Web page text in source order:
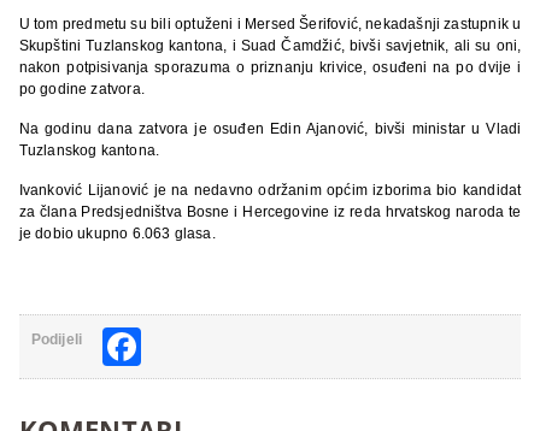
U tom predmetu su bili optuženi i Mersed Šerifović, nekadašnji zastupnik u
Skupštini Tuzlanskog kantona, i Suad Čamdžić, bivši savjetnik, ali su oni,
nakon potpisivanja sporazuma o priznanju krivice, osuđeni na po dvije i
po godine zatvora.
Na godinu dana zatvora je osuđen Edin Ajanović, bivši ministar u Vladi
Tuzlanskog kantona.
Ivanković Lijanović je na nedavno održanim općim izborima bio kandidat
za člana Predsjedništva Bosne i Hercegovine iz reda hrvatskog naroda te
je dobio ukupno 6.063 glasa.
Podijeli